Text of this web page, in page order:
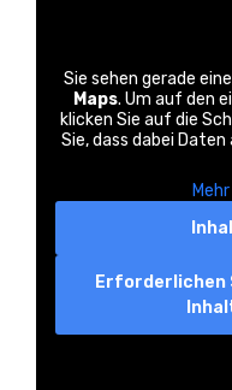
Sie sehen gerade
Maps. Um auf den
klicken Sie auf die
Sie, dass dabei
Erforderlichen